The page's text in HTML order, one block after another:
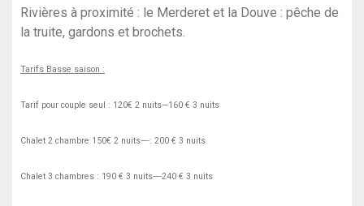
Rivières à proximité : le Merderet et la Douve : pêche de
la truite, gardons et brochets.
Tarifs Basse saison :
Tarif pour couple seul : 120€ 2 nuits—160 € 3 nuits
Chalet 2 chambre 150€ 2 nuits—-: 200 € 3 nuits
Chalet 3 chambres : 190 € 3 nuits—-240 € 3 nuits